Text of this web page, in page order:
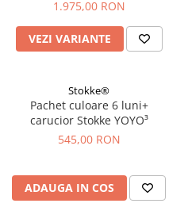
1.975,00 RON
VEZI VARIANTE
Stokke®
Pachet culoare 6 luni+
carucior Stokke YOYO³
545,00 RON
ADAUGA IN COS